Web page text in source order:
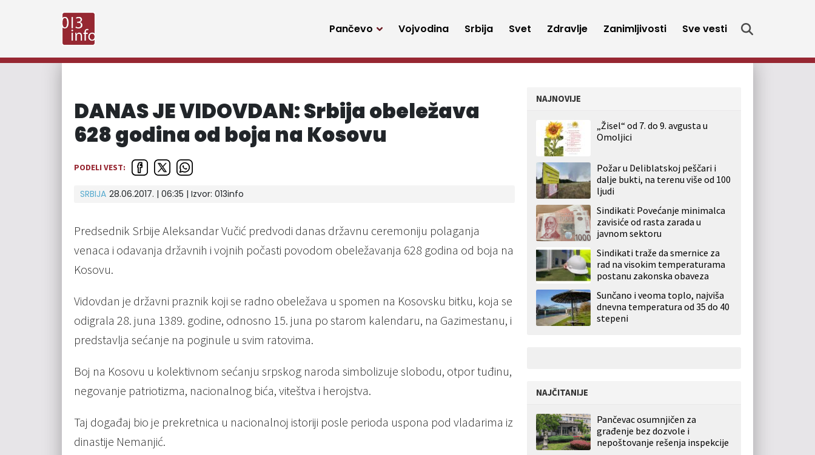
Pančevo Vojvodina Srbija Svet Zdravlje Zanimljivosti Sve vesti
DANAS JE VIDOVDAN: Srbija obeležava
628 godina od boja na Kosovu
PODELI VEST:
SRBIJA 28.06.2017. | 06:35 | Izvor: 013info
Predsednik Srbije Aleksandar Vučić predvodi danas državnu ceremoniju polaganja
venaca i odavanja državnih i vojnih počasti povodom obeležavanja 628 godina od boja na
Kosovu.
Vidovdan je državni praznik koji se radno obeležava u spomen na Kosovsku bitku, koja se
odigrala 28. juna 1389. godine, odnosno 15. juna po starom kalendaru, na Gazimestanu, i
predstavlja sećanje na poginule u svim ratovima.
Boj na Kosovu u kolektivnom sećanju srpskog naroda simbolizuje slobodu, otpor tuđinu,
negovanje patriotizma, nacionalnog bića, viteštva i herojstva.
Taj događaj bio je prekretnica u nacionalnoj istoriji posle perioda uspona pod vladarima iz
dinastije Nemanjić.
NAJNOVIJE
„Žisel“ od 7. do 9. avgusta u
Omoljici
Požar u Deliblatskoj peščari i
dalje bukti, na terenu više od 100
ljudi
Sindikati: Povećanje minimalca
zavisiće od rasta zarada u
javnom sektoru
Sindikati traže da smernice za
rad na visokim temperaturama
postanu zakonska obaveza
Sunčano i veoma toplo, najviša
dnevna temperatura od 35 do 40
stepeni
NAJČITANIJE
Pančevac osumnjičen za
građenje bez dozvole i
nepoštovanje rešenja inspekcije